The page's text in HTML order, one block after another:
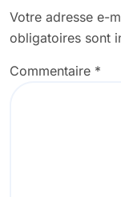
Votre adresse e-
obligatoires sont
Commentaire *